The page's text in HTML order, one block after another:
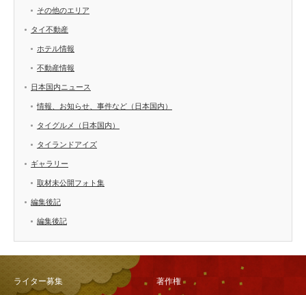
その他のエリア
タイ不動産
ホテル情報
不動産情報
日本国内ニュース
情報、お知らせ、事件など（日本国内）
タイグルメ（日本国内）
タイランドアイズ
ギャラリー
取材未公開フォト集
編集後記
編集後記
ライター募集
著作権